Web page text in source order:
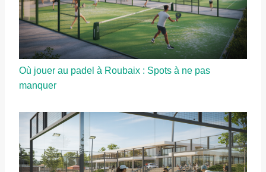
Où jouer au padel à Roubaix : Spots à ne pas
manquer